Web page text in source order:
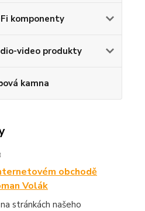
komponenty
video produkty
kamna
obchodě
Volák
stránkách našeho